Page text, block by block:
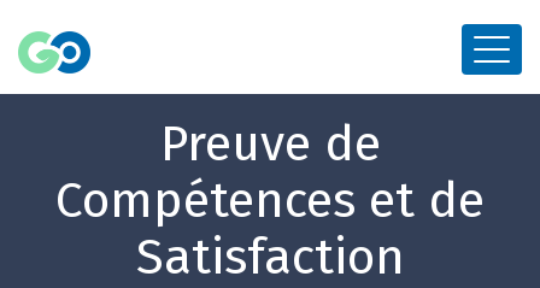
Preuve de
Compétences et de
Satisfaction